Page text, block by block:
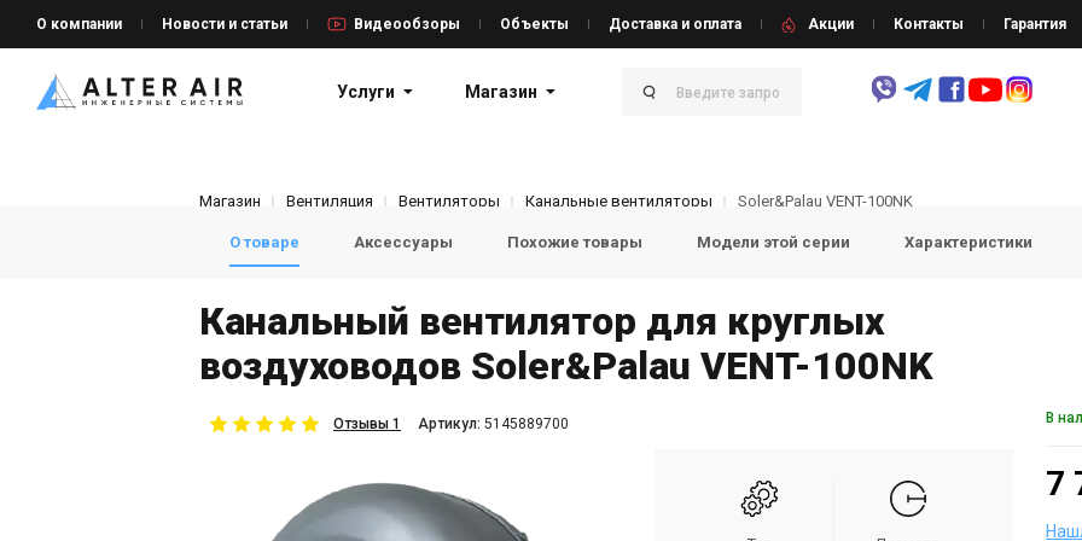
О компании Новости и статьи Видеообзоры Объекты Доставка и оплата Акции Контакты Гарантия
Услуги Магазин
Магазин Вентиляция Вентиляторы Канальные вентиляторы Soler&Palau VENT-100NK
О товаре Аксессуары Похожие товары Модели этой серии Характеристики
Канальный вентилятор для круглых
воздуховодов Soler&Palau VENT-100NK
Отзывы 1 Aртикул: 5145889700 В
7